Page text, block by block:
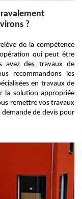
?
de la compétence
qui peut être
avez des travaux de
recommandons les
en travaux de
la solution appropriée
remettre vos travaux
de devis pour